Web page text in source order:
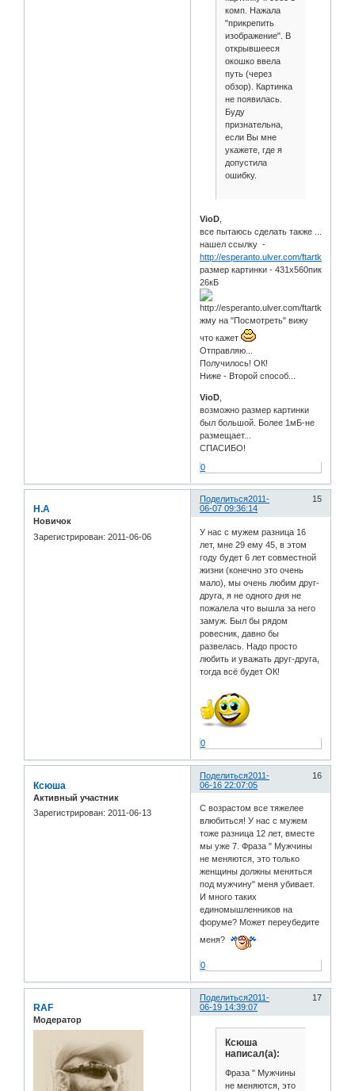
комп. Нажала
"прикрепить
изображение". В
открывшееся
окошко ввела
путь (через
обзор). Картинка
не появилась.
Буду
признательна,
если Вы мне
укажете, где я
допустила
ошибку.
VioD
все пытаюсь сделать также ...
нашел ссылку -
http://esperanto.ulver.com/ftartkl/
размер картинки - 431х560пик
26кБ
жму на "Посмотреть" вижу
что кажет
Отправляю...
Получилось! ОК!
Ниже - Второй способ...
VioD
возможно размер картинки
был большой. Более 1мБ-не
размещает...
СПАСИБО!
0
Поделиться 15
2011-
06-07 09:36:14
Н.А
Новичок
Зарегистрирован: 2011-06-06
У нас с мужем разница 16
лет, мне 29 ему 45, в этом
году будет 6 лет совместной
жизни (конечно это очень
мало), мы очень любим друг-
друга, я не одного дня не
пожалела что вышла за него
замуж. Был бы рядом
ровесник, давно бы
развелась. Надо просто
любить и уважать друг-друга,
тогда всё будет ОК!
0
Поделиться 16
2011-
06-16 22:07:05
Ксюша
Активный участник
Зарегистрирован: 2011-06-13
С возрастом все тяжелее
влюбиться! У нас с мужем
тоже разница 12 лет, вместе
мы уже 7. Фраза " Мужчины
не меняются, это только
женщины должны меняться
под мужчину" меня убивает.
И много таких
единомышленников на
форуме? Может переубедите
меня?
0
Поделиться 17
2011-
06-19 14:39:07
RAF
Модератор
Ксюша
написал(а):
Фраза " Мужчины
не меняются, это